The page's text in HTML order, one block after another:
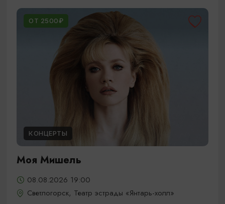
ОТ 2500₽
КОНЦЕРТЫ
Моя Мишель
08.08.2026 19:00
Светлогорск, Театр эстрады «Янтарь-холл»